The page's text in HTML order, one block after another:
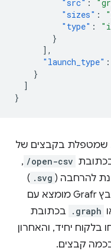
"src" :
"sizes" :
"type" :
}
],
"launch_type" :
}
]
}
שמטפלת בקבצים של
/open-csv
,
להרחבה ( .svg
)
, ובפורמט קובץ Grafr מומצא עם
.graph בכתובת
בלקוח יחיד, והאחרון
קבצים.